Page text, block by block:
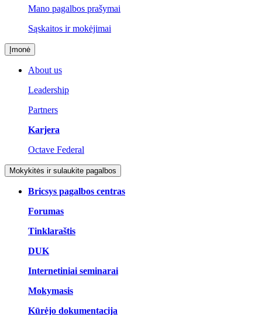
Mano pagalbos prašymai
Sąskaitos ir mokėjimai
Įmonė
About us
Leadership
Partners
Karjera
Octave Federal
Mokykitės ir sulaukite pagalbos
Bricsys pagalbos centras
Forumas
Tinklaraštis
DUK
Internetiniai seminarai
Mokymasis
Kūrėjo dokumentacija